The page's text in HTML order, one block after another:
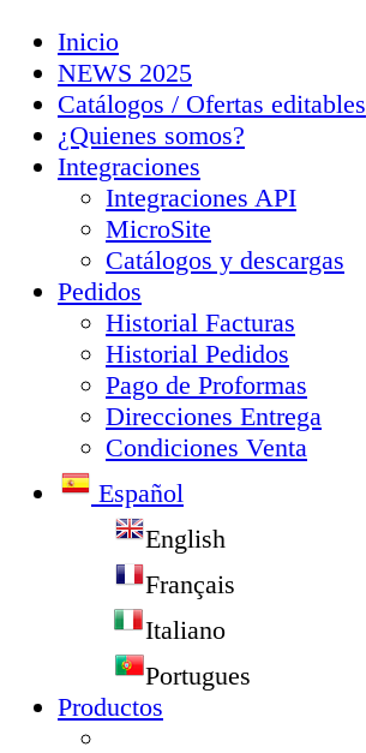
Inicio
NEWS 2025
Catálogos / Ofertas editables
¿Quienes somos?
Integraciones
Integraciones API
MicroSite
Catálogos y descargas
Pedidos
Historial Facturas
Historial Pedidos
Pago de Proformas
Direcciones Entrega
Condiciones Venta
Español
English
Français
Italiano
Portugues
Productos